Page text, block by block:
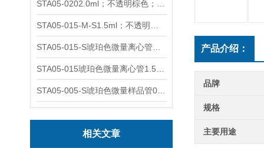
相关文章
产品介绍：
品牌
规格
主要用途